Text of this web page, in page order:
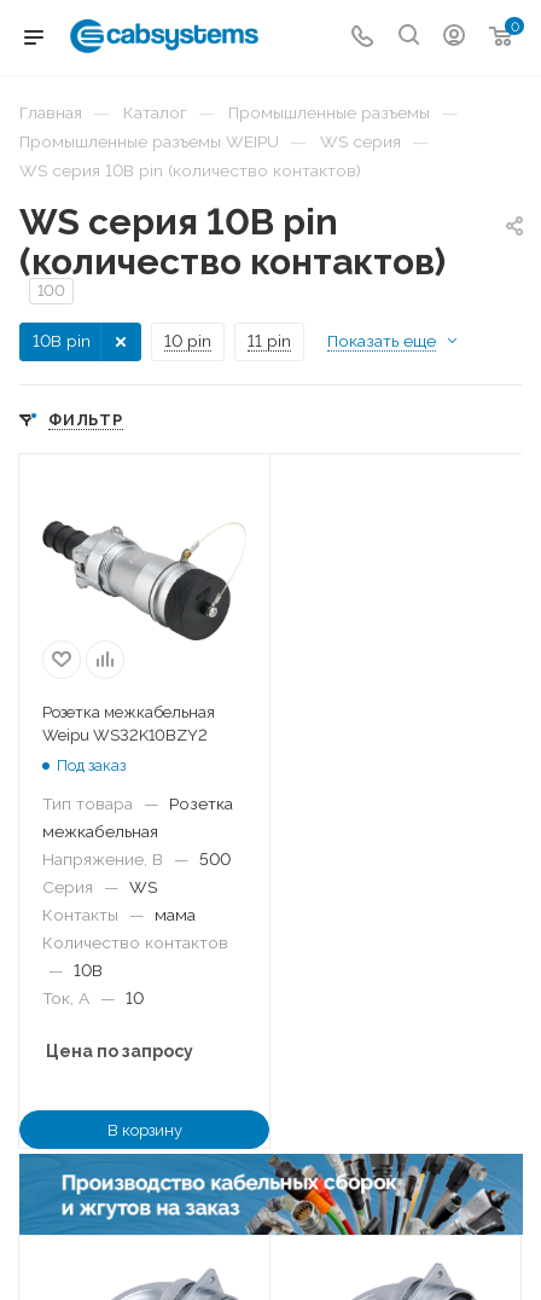
0
Главная — Каталог — Промышленные разъемы —
Промышленные разъемы WEIPU — WS серия —
WS серия 10B pin (количество контактов)
WS серия 10B pin
(количество контактов)
100
10 pin
10B pin 11 pin Показать еще
ФИЛЬТР
Розетка межкабельная
Weipu WS32K10BZY2
Под заказ
Тип товара —
Розетка
межкабельная
Напряжение, В
— 500
Серия
— WS
Контакты
—
мама
Количество контактов
— 10B
Ток, А
— 10
Цена по запросу
В корзину